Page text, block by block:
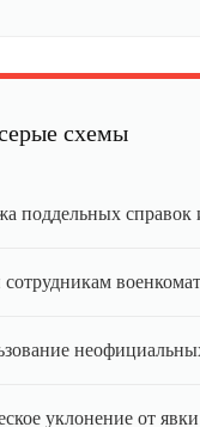
схемы
поддельных справок
сотрудникам
уклонение от явки